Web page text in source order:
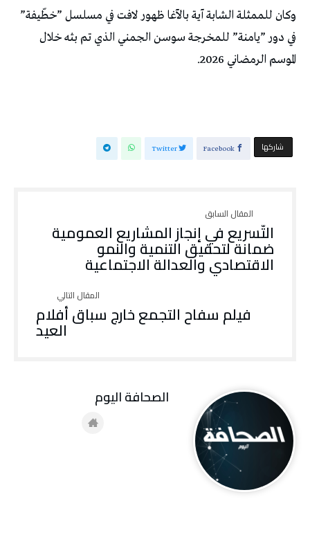
وكان للممثلة الشابة آية بالآغا ظهور لافت في مسلسل ”خطّيفة”
في دور ”يامنة” للمخرجة سوسن الجمني الذي تم بثه خلال
الموسم الرمضاني 2026.
‫‫ شاركها‬ Facebook
Twitter
التّسريع في إنجاز المشاريع العمومية
ضمانة لتحقيق التنمية والنمو
الاقتصادي والعدالة الاجتماعية
فيلم سفاح التجمع خارج سباق أفلام
العيد